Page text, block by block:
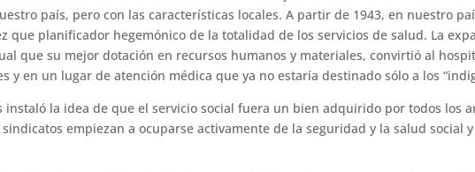
país, pero con las características locales. A partir de 1943, en nuestro
que planificador hegemónico de la totalidad de los servicios de salud. La
que su mejor dotación en recursos humanos y materiales, convirtió al
y en un lugar de atención médica que ya no estaría destinado sólo a los
instaló la idea de que el servicio social fuera un bien adquirido por todos los
empiezan a ocuparse activamente de la seguridad y la salud social